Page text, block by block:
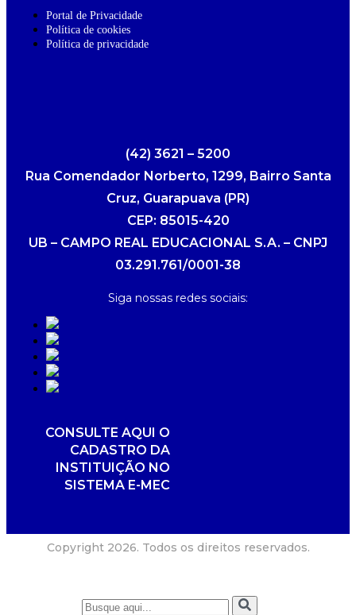
Portal de Privacidade
Política de cookies
Política de privacidade
(42) 3621 – 5200
Rua Comendador Norberto, 1299, Bairro Santa
Cruz, Guarapuava (PR)
CEP: 85015-420
UB – CAMPO REAL EDUCACIONAL S.A. – CNPJ
03.291.761/0001-38
Siga nossas redes sociais:
CONSULTE AQUI O
CADASTRO DA
INSTITUIÇÃO NO
SISTEMA E-MEC
Copyright 2026. Todos os direitos reservados.